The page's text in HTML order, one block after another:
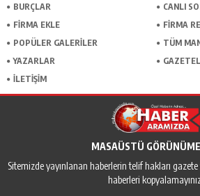
BURÇLAR
CANLI
FİRMA EKLE
FİRMA
POPÜLER GALERİLER
TÜM
YAZARLAR
İLETİŞİM
MASAÜSTÜ
Sitemizde yayınlanan haberlerin telif hakları
haberleri